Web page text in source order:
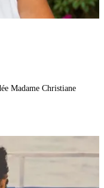
Madame Christiane